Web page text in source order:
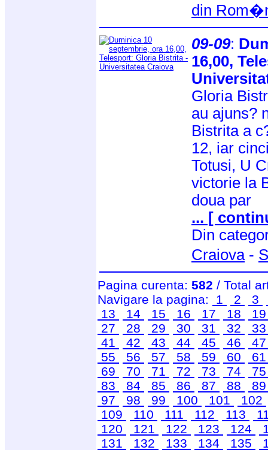
din
09-09:
16,00,
Gloria
au ajuns?
Bistrita a
12, iar
Totusi, U
victorie la
doua par
... [
Din
Craiova-
Pagina curenta: 582 / Total
Navigare la pagina:
1 2 3
13
14 15 16 17 18
27
28 29 30 31 32
41
42 43 44 45 46
55
56 57 58 59 60
69
70 71 72 73 74
83
84 85 86 87 88
97
98 99 100 101
102
109
110 111 112 113
120
121 122 123 124
131
132 133 134 135